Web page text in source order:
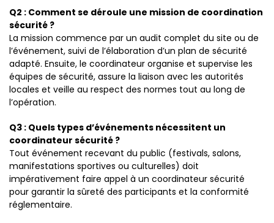
Q2 : Comment se déroule une mission de coordination
sécurité ?
La mission commence par un audit complet du site ou de
l’événement, suivi de l’élaboration d’un plan de sécurité
adapté. Ensuite, le coordinateur organise et supervise les
équipes de sécurité, assure la liaison avec les autorités
locales et veille au respect des normes tout au long de
l’opération.
Q3 : Quels types d’événements nécessitent un
coordinateur sécurité ?
Tout événement recevant du public (festivals, salons,
manifestations sportives ou culturelles) doit
impérativement faire appel à un coordinateur sécurité
pour garantir la sûreté des participants et la conformité
réglementaire.